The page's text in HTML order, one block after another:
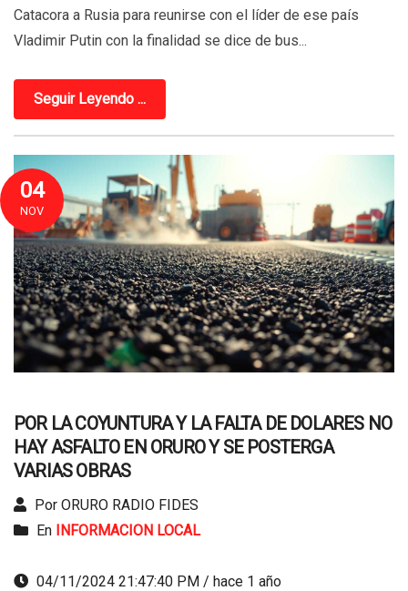
Catacora a Rusia para reunirse con el líder de ese país
Vladimir Putin con la finalidad se dice de bus...
Seguir Leyendo ...
04
NOV
POR LA COYUNTURA Y LA FALTA DE DOLARES NO
HAY ASFALTO EN ORURO Y SE POSTERGA
VARIAS OBRAS
Por ORURO RADIO FIDES
En INFORMACION LOCAL
04/11/2024 21:47:40 PM / hace 1 año